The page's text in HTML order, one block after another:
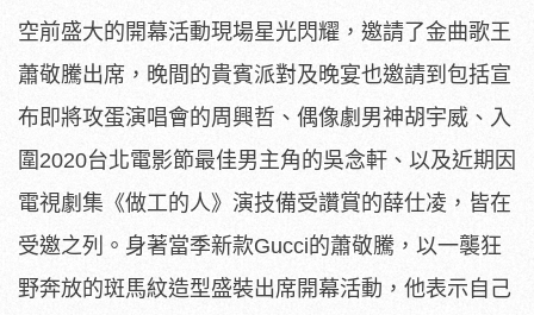
空前盛大的開幕活動現場星光閃耀，邀請了金曲歌王
蕭敬騰出席， 晚間的貴賓派對及晚宴也邀請到包括宣
布即將攻蛋演唱會的周興哲、 偶像劇男神胡宇威、入
圍2020台北電影節最佳男主角的吳念軒、 以及近期因
電視劇集《做工的人》演技備受讚賞的薛仕凌， 皆在
受邀之列。身著當季新款Gucci的蕭敬騰， 以一襲狂
野奔放的斑馬紋造型盛裝出席開幕活動， 他表示自己